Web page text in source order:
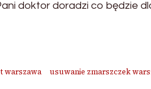
doktor doradzi co będzie
warszawa usuwanie zmarszczek